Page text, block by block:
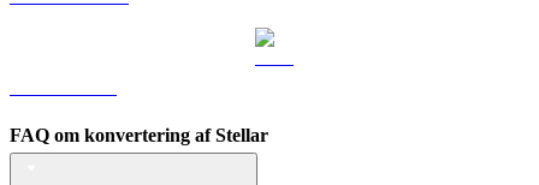
FAQ om konvertering af Stellar